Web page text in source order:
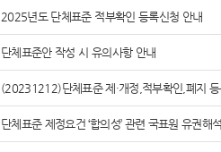
2025년도 단체표준 적부확인 등록신청 안내
단체표준안 작성 시 유의사항 안내
(20231212)단체표준 제·개정,적부확인,폐지
단체표준 제정요건 ‘합의성’ 관련 국표원 유권해